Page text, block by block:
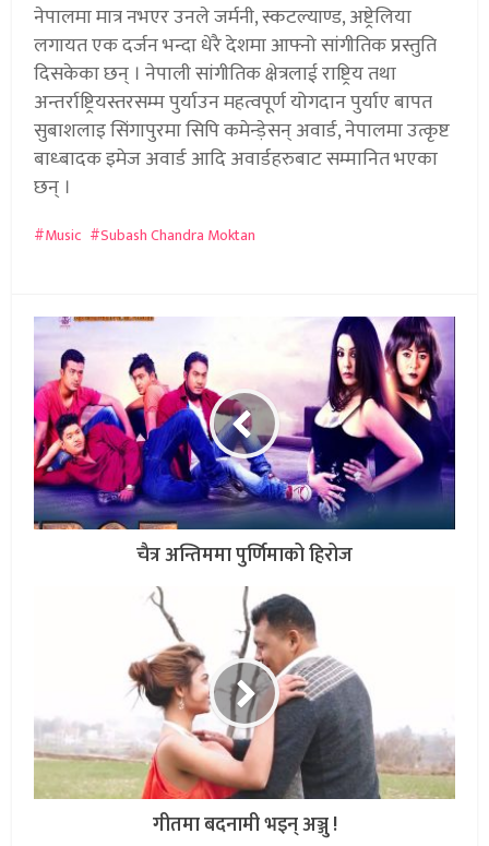
नेपालमा मात्र नभएर उनले जर्मनी, स्कटल्याण्ड, अष्ट्रेलिया
लगायत एक दर्जन भन्दा धेरै देशमा आफ्नो सांगीतिक प्रस्तुति
दिसकेका छन् । नेपाली सांगीतिक क्षेत्रलाई राष्ट्रिय तथा
अन्तर्राष्ट्रियस्तरसम्म पुर्याउन महत्वपूर्ण योगदान पुर्याए बापत
सुबाशलाइ सिंगापुरमा सिपि कमेन्ड़ेसन् अवार्ड, नेपालमा उत्कृष्ट
बाध्बादक इमेज अवार्ड आदि अवार्डहरुबाट सम्मानित भएका
छन् ।
Music Subash Chandra Moktan
चैत्र अन्तिममा पुर्णिमाको हिरोज
गीतमा बदनामी भइन् अञ्जु !